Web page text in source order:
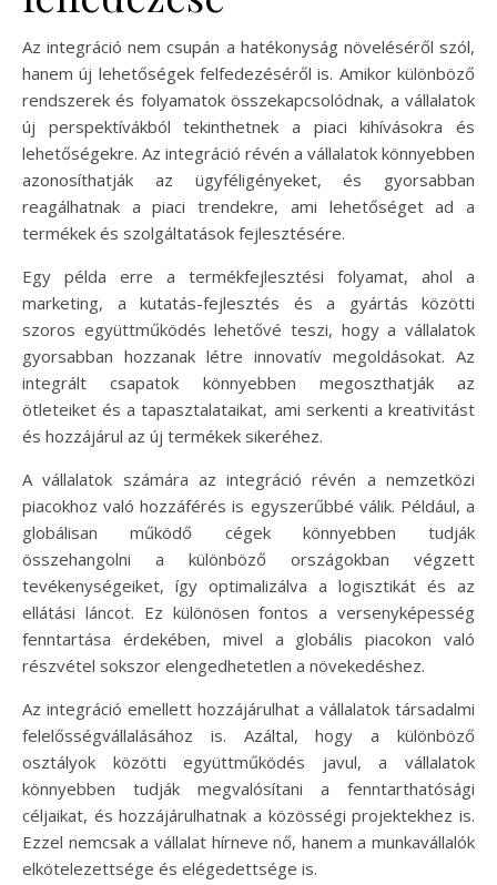
Az integráció nem csupán a hatékonyság növeléséről szól,
hanem új lehetőségek felfedezéséről is. Amikor különböző
rendszerek és folyamatok összekapcsolódnak, a vállalatok
új perspektívákból tekinthetnek a piaci kihívásokra és
lehetőségekre. Az integráció révén a vállalatok könnyebben
azonosíthatják az ügyféligényeket, és gyorsabban
reagálhatnak a piaci trendekre, ami lehetőséget ad a
termékek és szolgáltatások fejlesztésére.
Egy példa erre a termékfejlesztési folyamat, ahol a
marketing, a kutatás-fejlesztés és a gyártás közötti
szoros együttműködés lehetővé teszi, hogy a vállalatok
gyorsabban hozzanak létre innovatív megoldásokat. Az
integrált csapatok könnyebben megoszthatják az
ötleteiket és a tapasztalataikat, ami serkenti a kreativitást
és hozzájárul az új termékek sikeréhez.
A vállalatok számára az integráció révén a nemzetközi
piacokhoz való hozzáférés is egyszerűbbé válik. Például, a
globálisan működő cégek könnyebben tudják
összehangolni a különböző országokban végzett
tevékenységeiket, így optimalizálva a logisztikát és az
ellátási láncot. Ez különösen fontos a versenyképesség
fenntartása érdekében, mivel a globális piacokon való
részvétel sokszor elengedhetetlen a növekedéshez.
Az integráció emellett hozzájárulhat a vállalatok társadalmi
felelősségvállalásához is. Azáltal, hogy a különböző
osztályok közötti együttműködés javul, a vállalatok
könnyebben tudják megvalósítani a fenntarthatósági
céljaikat, és hozzájárulhatnak a közösségi projektekhez is.
Ezzel nemcsak a vállalat hírneve nő, hanem a munkavállalók
elkötelezettsége és elégedettsége is.